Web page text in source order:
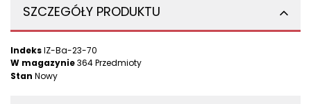
SZCZEGÓŁY PRODUKTU
IndeksIZ-Ba-23-70
W magazynie364 Przedmioty
Stan Nowy